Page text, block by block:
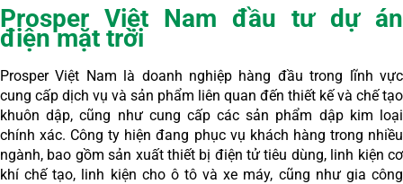
Prosper Việt Nam đầu tư dự án
điện mặt trời
Prosper Việt Nam là doanh nghiệp hàng đầu trong lĩnh vực
cung cấp dịch vụ và sản phẩm liên quan đến thiết kế và chế tạo
khuôn dập, cũng như cung cấp các sản phẩm dập kim loại
chính xác. Công ty hiện đang phục vụ khách hàng trong nhiều
ngành, bao gồm sản xuất thiết bị điện tử tiêu dùng, linh kiện cơ
khí chế tạo, linh kiện cho ô tô và xe máy, cũng như gia công